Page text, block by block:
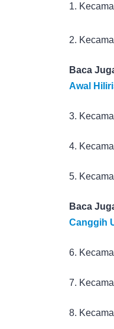
1.
2.
Baca
Awal
3.
4.
5.
Baca
Canggih
6.
7.
8.